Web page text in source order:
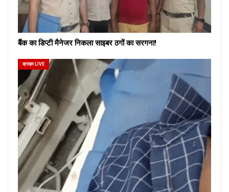
बैंक का डिप्टी मैनेजर निकला साइबर ठगों का सरगना!
क्राइम LIVE